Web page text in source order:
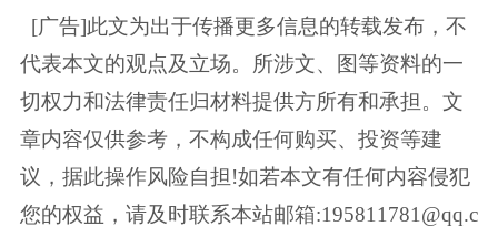
[广告]此文为出于传播更多信息的转载发布，不
代表本文的观点及立场。所涉文、图等资料的一
切权力和法律责任归材料提供方所有和承担。文
章内容仅供参考，不构成任何购买、投资等建
议，据此操作风险自担!如若本文有任何内容侵犯
您的权益，请及时联系本站邮箱:195811781@qq.c